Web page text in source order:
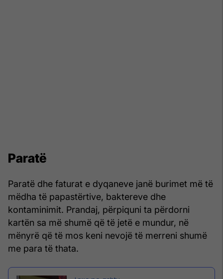
Paratë
Paratë dhe faturat e dyqaneve janë burimet më të
mëdha të papastërtive, baktereve dhe
kontaminimit. Prandaj, përpiquni ta përdorni
kartën sa më shumë që të jetë e mundur, në
mënyrë që të mos keni nevojë të merreni shumë
me para të thata.